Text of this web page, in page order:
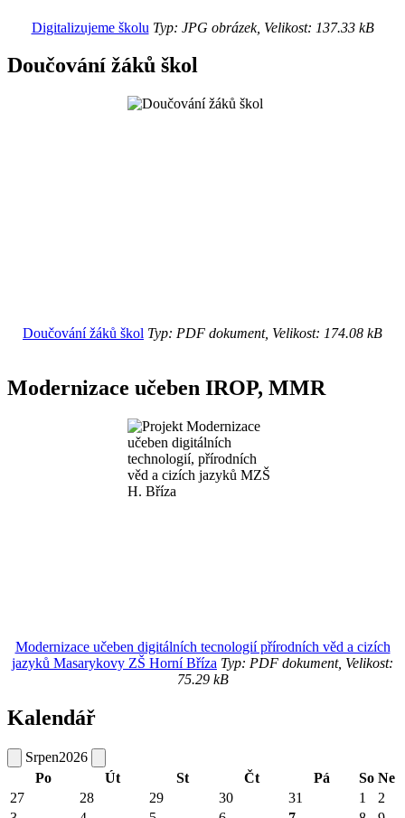
Digitalizujeme školu Typ: JPG obrázek, Velikost: 137.33 kB
Doučování žáků škol
Doučování žáků škol Typ: PDF dokument, Velikost: 174.08 kB
Modernizace učeben IROP, MMR
Modernizace učeben digitálních tecnologií přírodních věd a cizích
jazyků Masarykovy ZŠ Horní Bříza Typ: PDF dokument, Velikost:
75.29 kB
Kalendář
Srpen2026
Po
Út St Čt Pá So Ne
27
28 29 30 31 1
2